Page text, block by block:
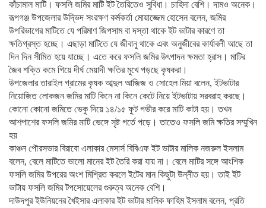
কাঁচামাল মাটি। ফসলি জমির মাটি ইট তৈরিতেও সুবিধা। চাহিদা বেশি। দামও অনেক।
রূপগঞ্জ উপজেলার উদ্ভিদ সংরক্ষণ কর্মকর্তা মোয়াজ্জেম হোসেন বলেন, জমির
উপরিভাগের মাটিতে যে পরিমাণ জিপসাম বা দস্তা থাকে ইট ভাটার কারণে তা
ক্ষতিগ্রস্ত হচ্ছে। এছাড়া মাটিতে যে জীবানু থাকে এবং অনুজীবের কার্যাবলী আছে তা
দিন দিন সীমিত হয়ে যাচ্ছে। এতে করে ফসলি জমির উৎপাদন ক্ষমতা হ্রাস। মাটির
জৈব শক্তি কমে গিয়ে দীর্ঘ মেয়াদী ক্ষতির মুখে পড়ছে কৃষকরা।
উপজেলার তারাইল গ্রামের কৃষক আব্দুল আজিজ ও সোহেল মিয়া বলেন, ইটভাটার
নিয়োজিত লোকজন জমির মাটি কিনে না কিনে কেটে নিয়ে ইটভাটায় সরবরাহ করছে।
কোনো কোনো জমিতে ভেকু দিয়ে ১৪/১৫ ফুট গভীর করে মাটি কাটা হয়। তখন
আশপাশের ফসলি জমির মাটি ভেঙ্গে সৃষ্ট গর্তে পড়ে। তাতেও ফসলি জমি ক্ষতির সম্মুখিন
হয়
কাঞ্চন পৌরসভার বিরাবো এলাকার মেসার্স বিবিএফ ইট ভাটার মালিক নজরুল ইসলাম
বলেন, বেলে মাটিতে ভালো মানের ইট তৈরি করা যায় না। বেলে মাটির সঙ্গে আংশিক
ফসলি জমির উপরের অংশ মিশ্রিত করলে ইটের মান কিছুটা উন্নীত হয়। তাই ইট
ভাটায় ফসলি জমির টপসোয়েলের গুরুত্ব অনেক বেশি।
দাউদপুর ইউনিয়নের খৈইসার এলাকার ইট ভাটার মালিক ফাহিম ইসলাম বলেন, প্রতি